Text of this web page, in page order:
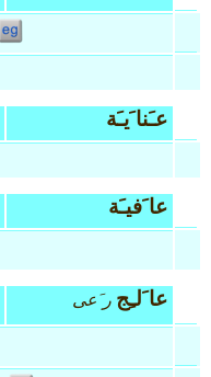
عـَنا َيـَة
عا َفيـَة
عا َلـِج ر َعى